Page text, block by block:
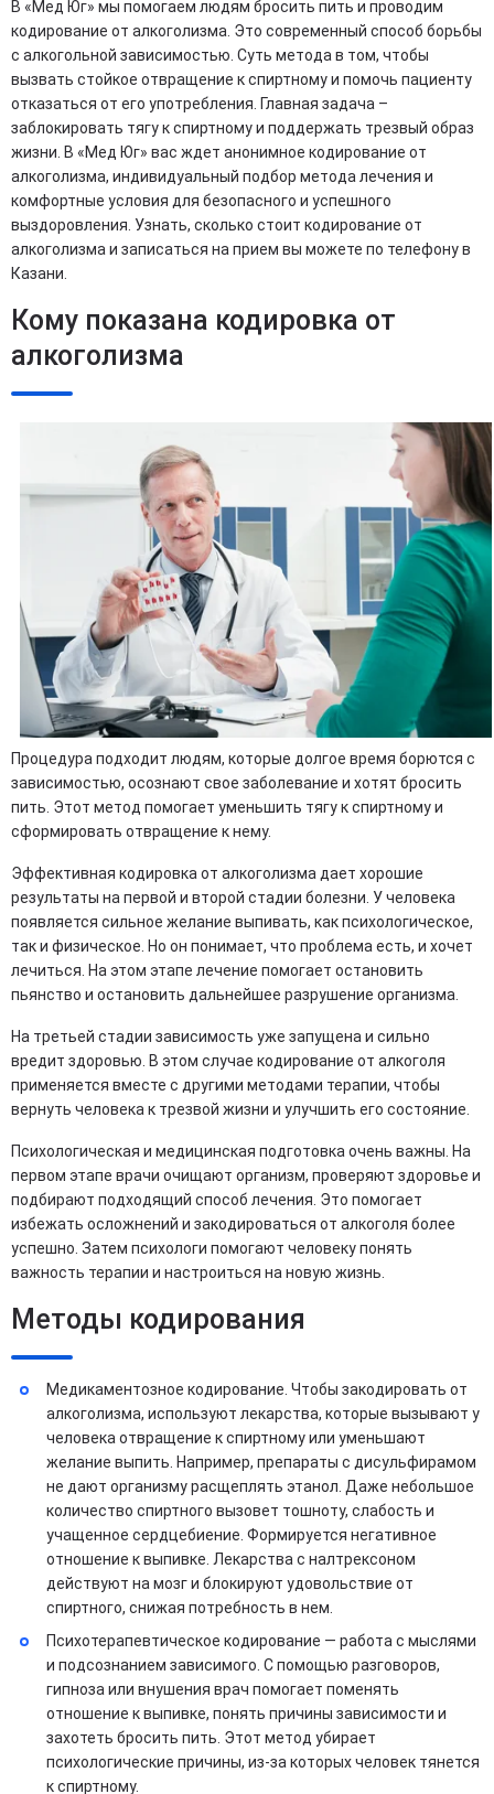
В «Мед Юг» мы помогаем людям бросить пить и проводим
кодирование от алкоголизма. Это современный способ борьбы
с алкогольной зависимостью. Суть метода в том, чтобы
вызвать стойкое отвращение к спиртному и помочь пациенту
отказаться от его употребления. Главная задача –
заблокировать тягу к спиртному и поддержать трезвый образ
жизни. В «Мед Юг» вас ждет анонимное кодирование от
алкоголизма, индивидуальный подбор метода лечения и
комфортные условия для безопасного и успешного
выздоровления. Узнать, сколько стоит кодирование от
алкоголизма и записаться на прием вы можете по телефону в
Казани.
Кому показана кодировка от
алкоголизма
Процедура подходит людям, которые долгое время борются с
зависимостью, осознают свое заболевание и хотят бросить
пить. Этот метод помогает уменьшить тягу к спиртному и
сформировать отвращение к нему.
Эффективная кодировка от алкоголизма дает хорошие
результаты на первой и второй стадии болезни. У человека
появляется сильное желание выпивать, как психологическое,
так и физическое. Но он понимает, что проблема есть, и хочет
лечиться. На этом этапе лечение помогает остановить
пьянство и остановить дальнейшее разрушение организма.
На третьей стадии зависимость уже запущена и сильно
вредит здоровью. В этом случае кодирование от алкоголя
применяется вместе с другими методами терапии, чтобы
вернуть человека к трезвой жизни и улучшить его состояние.
Психологическая и медицинская подготовка очень важны. На
первом этапе врачи очищают организм, проверяют здоровье и
подбирают подходящий способ лечения. Это помогает
избежать осложнений и закодироваться от алкоголя более
успешно. Затем психологи помогают человеку понять
важность терапии и настроиться на новую жизнь.
Методы кодирования
Медикаментозное кодирование. Чтобы закодировать от
алкоголизма, используют лекарства, которые вызывают у
человека отвращение к спиртному или уменьшают
желание выпить. Например, препараты с дисульфирамом
не дают организму расщеплять этанол. Даже небольшое
количество спиртного вызовет тошноту, слабость и
учащенное сердцебиение. Формируется негативное
отношение к выпивке. Лекарства с налтрексоном
действуют на мозг и блокируют удовольствие от
спиртного, снижая потребность в нем.
Психотерапевтическое кодирование — работа с мыслями
и подсознанием зависимого. С помощью разговоров,
гипноза или внушения врач помогает поменять
отношение к выпивке, понять причины зависимости и
захотеть бросить пить. Этот метод убирает
психологические причины, из-за которых человек тянется
к спиртному.